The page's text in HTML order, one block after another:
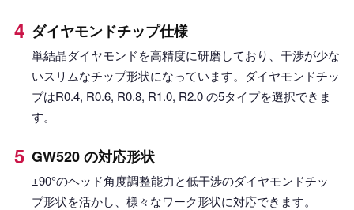
ダイヤモンドチップ仕様
単結晶ダイヤモンドを高精度に研磨しており、干渉が少な
いスリムなチップ形状になっています。ダイヤモンドチッ
プはR0.4, R0.6, R0.8, R1.0, R2.0 の5タイプを選択できま
す。
GW520 の対応形状
±90°のヘッド角度調整能力と低干渉のダイヤモンドチッ
プ形状を活かし、様々なワーク形状に対応できます。